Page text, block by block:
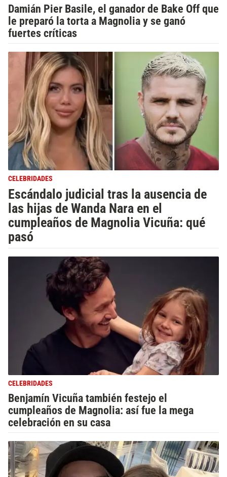
Damián Pier Basile, el ganador de Bake Off que
le preparó la torta a Magnolia y se ganó
fuertes críticas
CELEBRIDADES
Escándalo judicial tras la ausencia de
las hijas de Wanda Nara en el
cumpleaños de Magnolia Vicuña: qué
pasó
CELEBRIDADES
Benjamín Vicuña también festejo el
cumpleaños de Magnolia: así fue la mega
celebración en su casa